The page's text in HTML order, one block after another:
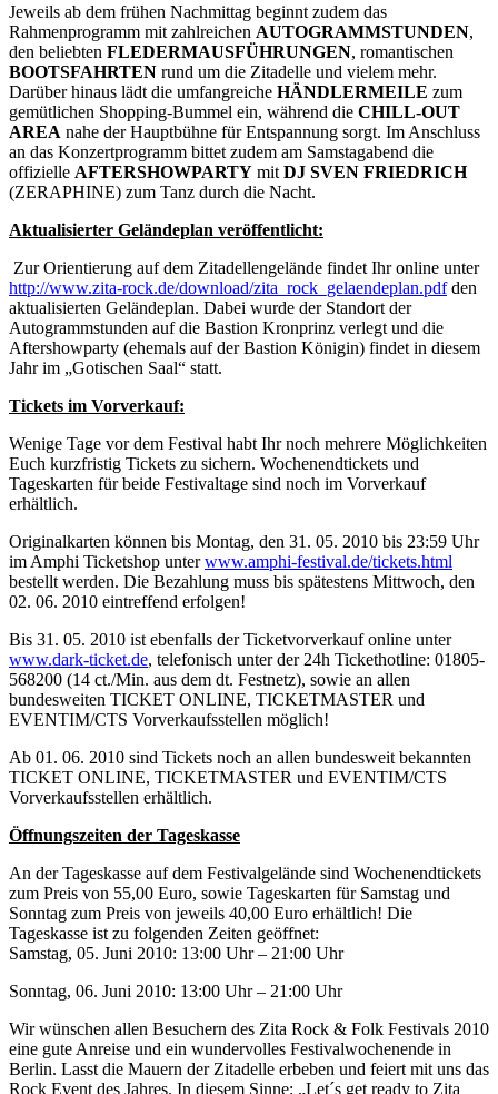
Jeweils ab dem frühen Nachmittag beginnt zudem das
Rahmenprogramm mit zahlreichen AUTOGRAMMSTUNDEN,
den beliebten FLEDERMAUSFÜHRUNGEN, romantischen
BOOTSFAHRTEN rund um die Zitadelle und vielem mehr.
Darüber hinaus lädt die umfangreiche HÄNDLERMEILE zum
gemütlichen Shopping-Bummel ein, während die CHILL-OUT
AREA nahe der Hauptbühne für Entspannung sorgt. Im Anschluss
an das Konzertprogramm bittet zudem am Samstagabend die
offizielle AFTERSHOWPARTY mit DJ SVEN FRIEDRICH
(ZERAPHINE) zum Tanz durch die Nacht.
Aktualisierter Geländeplan veröffentlicht:
Zur Orientierung auf dem Zitadellengelände findet Ihr online unter
http://www.zita-rock.de/download/zita_rock_gelaendeplan.pdfden
aktualisierten Geländeplan. Dabei wurde der Standort der
Autogrammstunden auf die Bastion Kronprinz verlegt und die
Aftershowparty (ehemals auf der Bastion Königin) findet in diesem
Jahr im „Gotischen Saal“ statt.
Tickets im Vorverkauf:
Wenige Tage vor dem Festival habt Ihr noch mehrere Möglichkeiten
Euch kurzfristig Tickets zu sichern. Wochenendtickets und
Tageskarten für beide Festivaltage sind noch im Vorverkauf
erhältlich.
Originalkarten können bis Montag, den 31. 05. 2010 bis 23:59 Uhr
im Amphi Ticketshop unterwww.amphi-festival.de/tickets.html
bestellt werden. Die Bezahlung muss bis spätestens Mittwoch, den
02. 06. 2010 eintreffend erfolgen!
Bis 31. 05. 2010 ist ebenfalls der Ticketvorverkauf online unter
www.dark-ticket.de, telefonisch unter der 24h Tickethotline: 01805-
568200 (14 ct./Min. aus dem dt. Festnetz), sowie an allen
bundesweiten TICKET ONLINE, TICKETMASTER und
EVENTIM/CTS Vorverkaufsstellen möglich!
Ab 01. 06. 2010 sind Tickets noch an allen bundesweit bekannten
TICKET ONLINE, TICKETMASTER und EVENTIM/CTS
Vorverkaufsstellen erhältlich.
Öffnungszeiten der Tageskasse
An der Tageskasse auf dem Festivalgelände sind Wochenendtickets
zum Preis von 55,00 Euro, sowie Tageskarten für Samstag und
Sonntag zum Preis von jeweils 40,00 Euro erhältlich! Die
Tageskasse ist zu folgenden Zeiten geöffnet:
Samstag, 05. Juni 2010: 13:00 Uhr – 21:00 Uhr
Sonntag, 06. Juni 2010: 13:00 Uhr – 21:00 Uhr
Wir wünschen allen Besuchern des Zita Rock & Folk Festivals 2010
eine gute Anreise und ein wundervolles Festivalwochenende in
Berlin. Lasst die Mauern der Zitadelle erbeben und feiert mit uns das
Rock Event des Jahres. In diesem Sinne: „Let´s get ready to Zita